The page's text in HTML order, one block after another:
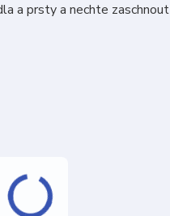
a prsty a nechte zaschnout